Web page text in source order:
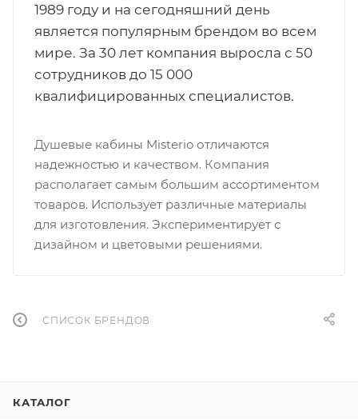
1989 году и на сегодняшний день
является популярным брендом во всем
мире. За 30 лет компания выросла с 50
сотрудников до 15 000
квалифицированных специалистов.
Душевые кабины Misterio отличаются
надежностью и качеством. Компания
располагает самым большим ассортиментом
товаров. Использует различные материалы
для изготовления. Экспериментирует с
дизайном и цветовыми решениями.
СПИСОК БРЕНДОВ
КАТАЛОГ